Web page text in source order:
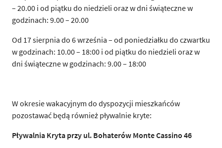
– 20.00 i od piątku do niedzieli oraz w dni świąteczne w
godzinach: 9.00 – 20.00
Od 17 sierpnia do 6 września – od poniedziałku do czwartku
w godzinach: 10.00 – 18:00 i od piątku do niedzieli oraz w
dni świąteczne w godzinach: 9.00 – 18:00
W okresie wakacyjnym do dyspozycji mieszkańców
pozostawać będą również pływalnie kryte:
Pływalnia Kryta przy ul. Bohaterów Monte Cassino 46